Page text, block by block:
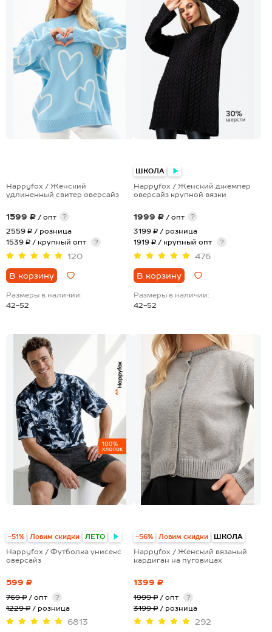
Happyfox / Женский
удлиненный свитер оверсайз
1599 ₽ / опт
?
2559 ₽ / розница
1539 ₽ / крупный опт
?
120
В корзину
Размеры в наличии:
42-52
ШКОЛА
Happyfox / Женский джемпер
оверсайз крупной вязки
1999 ₽ / опт
?
3199 ₽ / розница
1919 ₽ / крупный опт
?
476
В корзину
Размеры в наличии:
42-52
-51% Ловим скидки ЛЕТО
Happyfox / Футболка унисекс
оверсайз
599 ₽
769 ₽ / опт
?
1229 ₽ / розница
6813
-56% Ловим скидки ШКОЛА
Happyfox / Женский вязаный
кардиган на пуговицах
1399 ₽
1999 ₽ / опт
?
3199 ₽ / розница
292